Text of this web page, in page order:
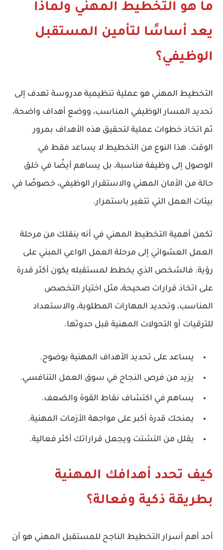
ما هو التخطيط المهني ولماذا
يعد أساسًا لتأمين المستقبل
الوظيفي؟
التخطيط المهني هو عملية تنظيمية مدروسة تهدف إلى
تحديد المسار الوظيفي المناسب، ووضع أهداف واضحة،
ثم اتخاذ خطوات عملية لتحقيق هذه الأهداف بمرور
الوقت. هذا النوع من التخطيط لا يساعد فقط في
الوصول إلى وظيفة مناسبة، بل يساهم أيضًا في خلق
حالة من الأمان المهني والاستقرار الوظيفي، خصوصًا في
بيئات العمل التي تتغير باستمرار.
تكمن أهمية التخطيط المهني في أنه ينقلك من مرحلة
العمل العشوائي إلى مرحلة العمل الواعي المبني على
رؤية. فالشخص الذي يخطط لمستقبله يكون أكثر قدرة
على اتخاذ قرارات صحيحة، مثل اختيار التخصص
المناسب، وتحديد المهارات المطلوبة، والاستعداد
للترقيات أو التحولات المهنية قبل حدوثها.
يساعد على تحديد الأهداف المهنية بوضوح.
يزيد من فرص النجاح في سوق العمل التنافسي.
يساهم في اكتشاف نقاط القوة والضعف.
يمنحك قدرة أكبر على مواجهة الأزمات المهنية.
يقلل من التشتت ويجعل قراراتك أكثر فعالية.
كيف تحدد أهدافك المهنية
بطريقة ذكية وفعالة؟
أحد أهم أسرارالتخطيط الناجح للمستقبل المهني هو أن